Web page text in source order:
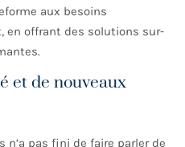
aux besoins
en offrant des solutions sur-
et de nouveaux
n’a pas fini de faire parler de